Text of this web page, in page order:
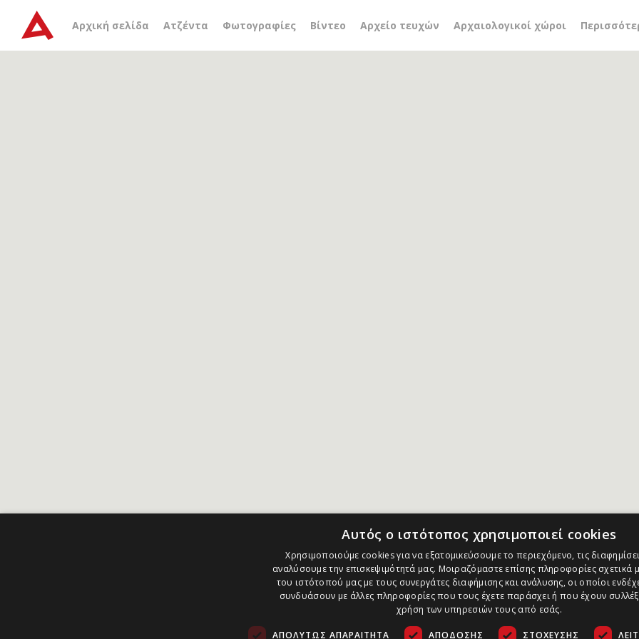
Αρχική σελίδα Ατζέντα Φωτογραφίες Βίντεο Αρχείο τευχών Αρχαιολογικοί χώροι
Αρχείο ετικέτας Βούδας
Αυτός ο ιστότοπος χρησιμοποιεί cookies
Χρησιμοποιούμε cookies για να εξατομικεύσουμε το περιεχόμενο, τις
αναλύσουμε την επισκεψιμότητά μας. Μοιραζόμαστε επίσης πληροφορίες σχετικά
του ιστότοπού μας με τους συνεργάτες διαφήμισης και ανάλυσης, οι οποίοι
συνδυάσουν με άλλες πληροφορίες που τους έχετε παράσχει ή που έχουν
χρήση των υπηρεσιών τους από εσάς.
ΑΠΟΛΎΤΩΣ ΑΠΑΡΑΊΤΗΤΑ ΑΠΌΔΟΣΗΣ ΣΤΌΧΕΥΣΗΣ